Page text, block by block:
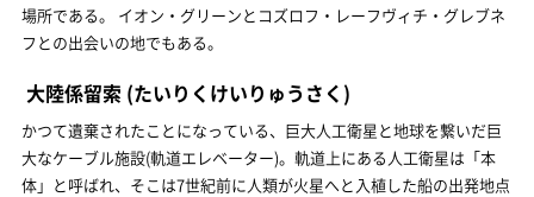
場所である。 イオン・グリーンとコズロフ・レーフヴィチ・グレブネ
フとの出会いの地でもある。
大陸係留索 (たいりくけいりゅうさく)
かつて遺棄されたことになっている、巨大人工衛星と地球を繋いだ巨
大なケーブル施設(軌道エレベーター)。軌道上にある人工衛星は「本
体」と呼ばれ、そこは7世紀前に人類が火星へと入植した船の出発地点